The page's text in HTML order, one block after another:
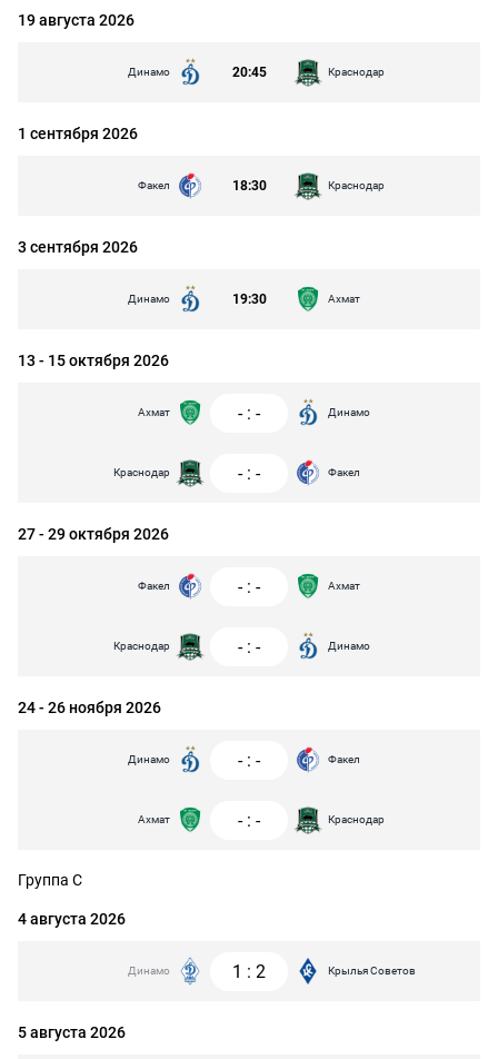
19 августа 2026
Динамо 20:45 Краснодар
1 сентября 2026
Факел 18:30 Краснодар
3 сентября 2026
Динамо 19:30 Ахмат
13 - 15 октября 2026
Ахмат -: - Динамо
Краснодар -: - Факел
27 - 29 октября 2026
Факел -: - Ахмат
Краснодар -: - Динамо
24 - 26 ноября 2026
Динамо -: - Факел
Ахмат -: - Краснодар
Группа C
4 августа 2026
Динамо 1 : 2 Крылья Советов
5 августа 2026